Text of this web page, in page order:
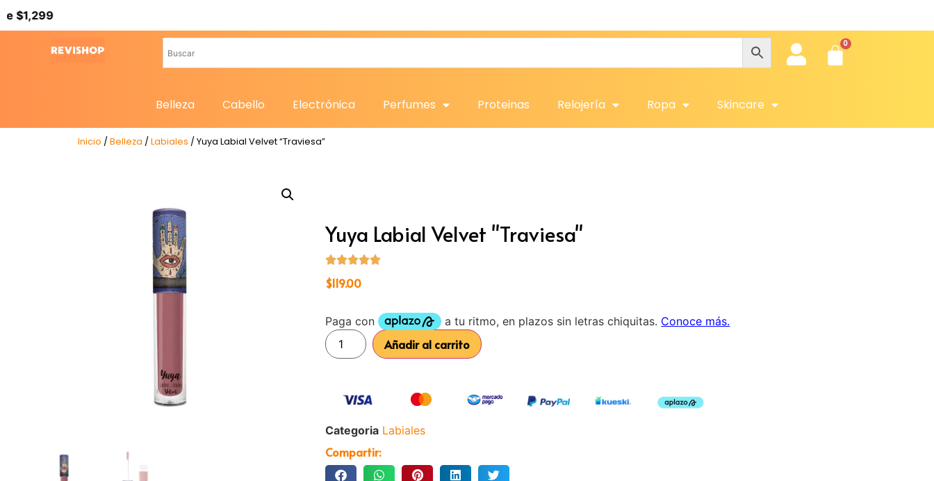
Belleza Cabello Electrónica Perfumes Proteinas Relojería Ropa Skincare
Inicio / Belleza / Labiales / Yuya Labial Velvet “Traviesa”
Yuya Labial Velvet "Traviesa"
$119.00
Añadir al carrito
Categoria Labiales
Compartir: